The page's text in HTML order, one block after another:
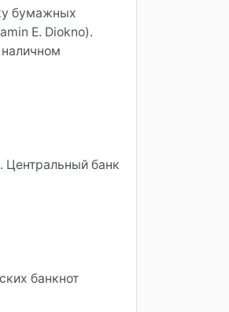
бумажных
E. Diokno).
Центральный банк
банкнот